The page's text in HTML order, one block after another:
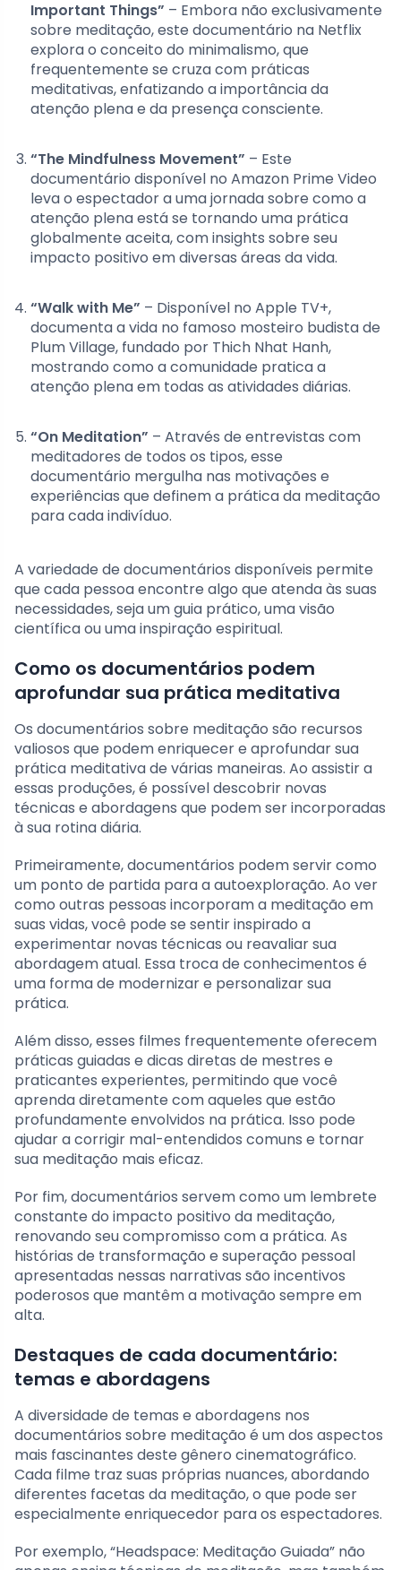
Important Things” – Embora não exclusivamente
sobre meditação, este documentário na Netflix
explora o conceito do minimalismo, que
frequentemente se cruza com práticas
meditativas, enfatizando a importância da
atenção plena e da presença consciente.
“The Mindfulness Movement” – Este
documentário disponível no Amazon Prime Video
leva o espectador a uma jornada sobre como a
atenção plena está se tornando uma prática
globalmente aceita, com insights sobre seu
impacto positivo em diversas áreas da vida.
“Walk with Me” – Disponível no Apple TV+,
documenta a vida no famoso mosteiro budista de
Plum Village, fundado por Thich Nhat Hanh,
mostrando como a comunidade pratica a
atenção plena em todas as atividades diárias.
“On Meditation” – Através de entrevistas com
meditadores de todos os tipos, esse
documentário mergulha nas motivações e
experiências que definem a prática da meditação
para cada indivíduo.
A variedade de documentários disponíveis permite
que cada pessoa encontre algo que atenda às suas
necessidades, seja um guia prático, uma visão
científica ou uma inspiração espiritual.
Como os documentários podem
aprofundar sua prática meditativa
Os documentários sobre meditação são recursos
valiosos que podem enriquecer e aprofundar sua
prática meditativa de várias maneiras. Ao assistir a
essas produções, é possível descobrir novas
técnicas e abordagens que podem ser incorporadas
à sua rotina diária.
Primeiramente, documentários podem servir como
um ponto de partida para a autoexploração. Ao ver
como outras pessoas incorporam a meditação em
suas vidas, você pode se sentir inspirado a
experimentar novas técnicas ou reavaliar sua
abordagem atual. Essa troca de conhecimentos é
uma forma de modernizar e personalizar sua
prática.
Além disso, esses filmes frequentemente oferecem
práticas guiadas e dicas diretas de mestres e
praticantes experientes, permitindo que você
aprenda diretamente com aqueles que estão
profundamente envolvidos na prática. Isso pode
ajudar a corrigir mal-entendidos comuns e tornar
sua meditação mais eficaz.
Por fim, documentários servem como um lembrete
constante do impacto positivo da meditação,
renovando seu compromisso com a prática. As
histórias de transformação e superação pessoal
apresentadas nessas narrativas são incentivos
poderosos que mantêm a motivação sempre em
alta.
Destaques de cada documentário:
temas e abordagens
A diversidade de temas e abordagens nos
documentários sobre meditação é um dos aspectos
mais fascinantes deste gênero cinematográfico.
Cada filme traz suas próprias nuances, abordando
diferentes facetas da meditação, o que pode ser
especialmente enriquecedor para os espectadores.
Por exemplo, “Headspace: Meditação Guiada” não